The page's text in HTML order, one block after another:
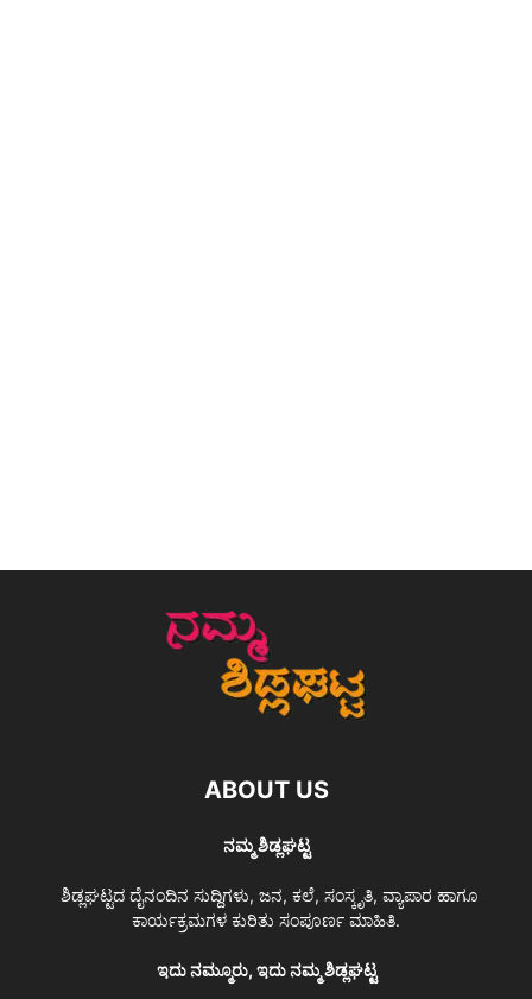
ABOUT US
ನಮ್ಮ ಶಿಡ್ಲಘಟ್ಟ
ಶಿಡ್ಲಘಟ್ಟದ ದೈನಂದಿನ ಸುದ್ದಿಗಳು, ಜನ, ಕಲೆ, ಸಂಸ್ಕೃತಿ, ವ್ಯಾಪಾರ ಹಾಗೂ
ಕಾರ್ಯಕ್ರಮಗಳ ಕುರಿತು ಸಂಪೂರ್ಣ ಮಾಹಿತಿ.
ಇದು ನಮ್ಮೂರು, ಇದು ನಮ್ಮ ಶಿಡ್ಲಘಟ್ಟ